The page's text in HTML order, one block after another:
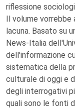
riflessione
Il volume vorrebbe
lacuna. Basato su
News-Italia
dell'informazione
sistematica della
culturale di oggi e
degli interrogativi
quali sono le fonti